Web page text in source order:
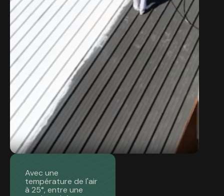
Avec une
température de l'air
à 25°, entre une